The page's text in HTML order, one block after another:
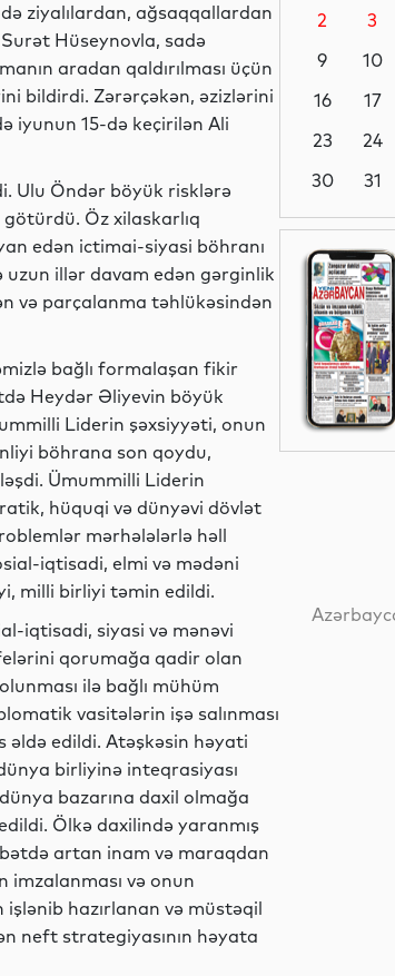
ziyalılardan, ağsaqqallardan
Hüseynovla, sadə
aradan qaldırılması üçün
bildirdi. Zərərçəkən, əzizlərini
iyunun 15-də keçirilən Ali
Ulu Öndər böyük risklərə
Öz xilaskarlıq
edən ictimai-siyasi böhranı
uzun illər davam edən gərginlik
və parçalanma təhlükəsindən
bağlı formalaşan fikir
Heydər Əliyevin böyük
Liderin şəxsiyyəti, onun
böhrana son qoydu,
Ümummilli Liderin
hüquqi və dünyəvi dövlət
mərhələlərlə həll
iqtisadi, elmi və mədəni
milli birliyi təmin edildi.
iqtisadi, siyasi və mənəvi
qorumağa qadir olan
ilə bağlı mühüm
vasitələrin işə salınması
əldə edildi. Atəşkəsin həyati
birliyinə inteqrasiyası
bazarına daxil olmağa
Ölkə daxilində yaranmış
artan inam və maraqdan
və onun
hazırlanan və müstəqil
neft strategiyasının həyata
Dünya
Dünya
Siyasət
Siyasət
2
3
9
10
16
17
23
24
30
31